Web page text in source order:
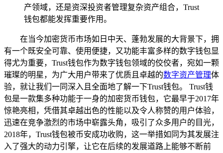
产领域，还是资深投资者管理复杂资产组合，Trust
钱包都能发挥重要作用。
在当今加密货币市场如日中天、蓬勃发展的大背景下，拥
有一个既安全可靠、使用便捷，又功能丰富多样的数字钱包显
得尤为重要，Trust钱包作为数字钱包领域的佼佼者，宛如一颗
璀璨的明星，为广大用户带来了优质且卓越的数字资产管理体
验，就让我们一同深入且全面地了解一下Trust钱包。 Trust钱
包是一款集多种功能于一身的加密货币钱包，它最早于2017年
惊艳亮相，凭借其卓越出色的性能以及令人称赞的用户体验，
迅速在竞争激烈的市场中崭露头角，吸引了众多用户的目光，
2018年，Trust钱包被币安成功收购，这一举措如同为其发展注
入了强大的动力引擎，让它在后续的发展道路上能够不断前